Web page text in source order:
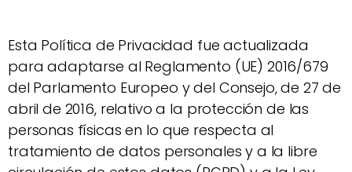
Esta Política de Privacidad fue actualizada
para adaptarse al Reglamento (UE) 2016/679
del Parlamento Europeo y del Consejo, de 27 de
abril de 2016, relativo a la protección de las
personas físicas en lo que respecta al
tratamiento de datos personales y a la libre